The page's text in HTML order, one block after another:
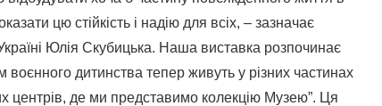
цю стійкість і надію для всіх, – зазначає
Юлія Скубицька. Наша виставка розпочинає
дитинства тепер живуть у різних частинах
центрів, де ми представимо колекцію Музею”. Ця